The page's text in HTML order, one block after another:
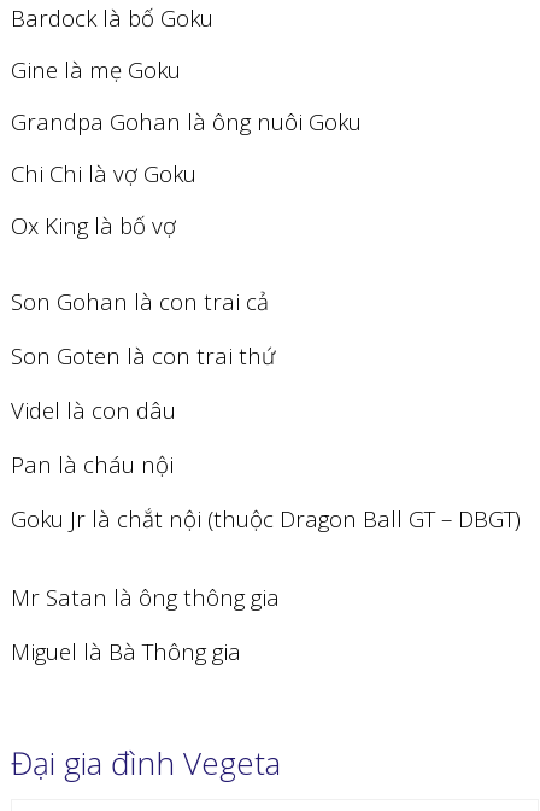
Bardock là bố Goku
Gine là mẹ Goku
Grandpa Gohan là ông nuôi Goku
Chi Chi là vợ Goku
Ox King là bố vợ
Son Gohan là con trai cả
Son Goten là con trai thứ
Videl là con dâu
Pan là cháu nội
Goku Jr là chắt nội (thuộc Dragon Ball GT – DBGT)
Mr Satan là ông thông gia
Miguel là Bà Thông gia
Đại gia đình Vegeta